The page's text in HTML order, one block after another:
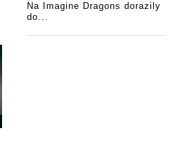
Na Imagine Dragons dorazily
do...